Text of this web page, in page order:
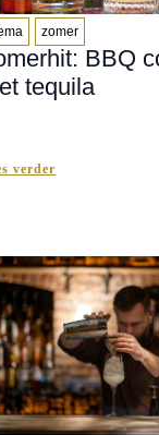
zomer
BBQ
tequila
verder